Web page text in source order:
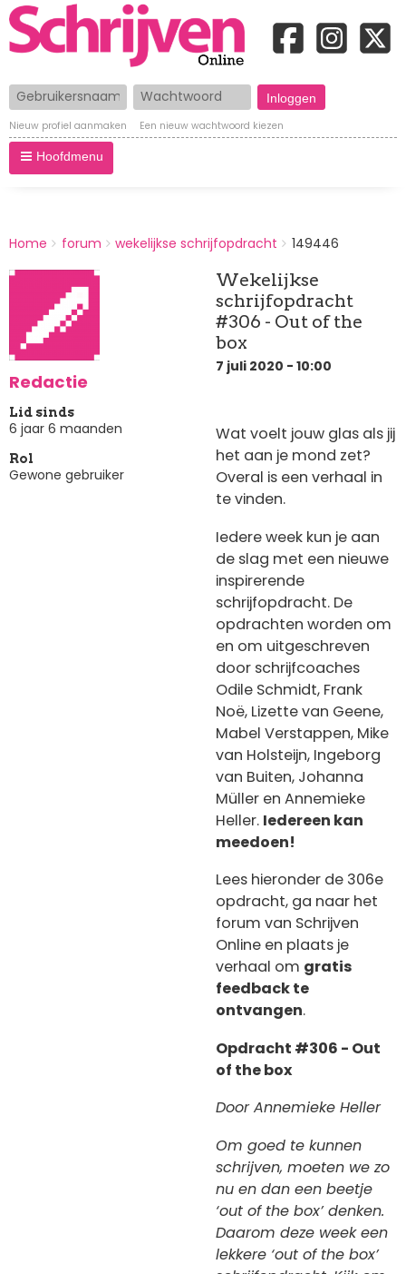
Gebruikersnaam Wachtwoord
Nieuw profiel aanmaken Een nieuw wachtwoord kiezen
Hoofdmenu
BREADCRUMBS
You
Home forum wekelijkse schrijfopdracht 149446
Redactie
Lid sinds
6 jaar 6 maanden
Rol
Gewone gebruiker
Wekelijkse
schrijfopdracht
#306 - Out of the
box
7 juli 2020 - 10:00
Wat voelt jouw glas als jij
het aan je mond zet?
Overal is een verhaal in
te vinden.
Iedere week kun je aan
de slag met een nieuwe
inspirerende
schrijfopdracht. De
opdrachten worden om
en om uitgeschreven
door schrijfcoaches
Odile Schmidt, Frank
Noë, Lizette van Geene,
Mabel Verstappen, Mike
van Holsteijn, Ingeborg
van Buiten, Johanna
Müller en Annemieke
Heller. Iedereen kan
meedoen!
Lees hieronder de 306e
opdracht, ga naar het
forum van Schrijven
Online en plaats je
verhaal om gratis
feedback te
ontvangen.
Opdracht #306 - Out
of the box
Door Annemieke Heller
Om goed te kunnen
schrijven, moeten we zo
nu en dan een beetje
‘out of the box’ denken.
Daarom deze week een
lekkere ‘out of the box’